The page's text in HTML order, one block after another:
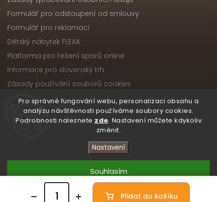
Pro správné fungování webu, personalizaci obsahu a
analýzu návštěvnosti používáme soubory cookies.
Podrobnosti naleznete zde. Nastavení můžete kdykoliv
změnit.
Nastavení
Odmítnout
Souhlasím
Přidat do košíku
Formulář pro odstoupení od smlouvy
Formulář pro reklamaci
Dětský nábytek FLEXA
Platforma pro řešení sporů online
Informace pro slovenský trh
Zásady používání souborů cookies
Copyright 2026Nábytek ATIKA, s.r.o.. Všechna práva
vyhrazena.
Upravit nastavení cookies
VytvořilShoptet| DesignShoptak.cz